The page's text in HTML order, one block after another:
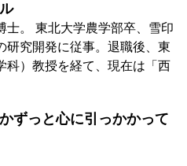
士。 東北大学農学部卒、雪印
研究開発に従事。退職後、東
科）教授を経て、現在は「西
ずっと心に引っかかって